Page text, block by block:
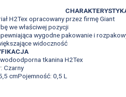
H2Tex opracowany przez firmę Giant
we właściwej pozycji
wygodne pakowanie i
widoczność
tkanina H2Tex
Czarny
cmPojemność: 0,5 L